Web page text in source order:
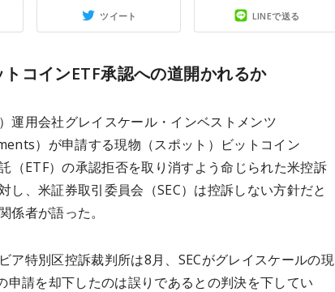
ツイート LINEで送る
コインETF承認への道開かれるか
運用会社グレイスケール・インベストメンツ
）が申請する現物（スポット）ビットコイン
（ETF）の承認拒否を取り消すよう命じられた米控訴
し、米証券取引委員会（SEC）は控訴しない方針だと
係者が語った。
ア特別区控訴裁判所は8月、SECがグレイスケールの現
申請を却下したのは誤りであるとの判決を下してい